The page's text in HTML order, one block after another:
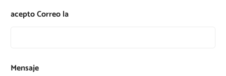
acepto Correo la
Mensaje